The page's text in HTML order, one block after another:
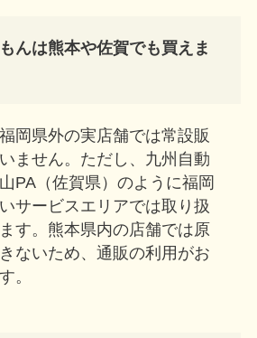
んは熊本や佐賀でも買えま
岡県外の実店舗では常設販
ません。ただし、九州自動
PA（佐賀県）のように福岡
サービスエリアでは取り扱
す。熊本県内の店舗では原
ないため、通販の利用がお
。